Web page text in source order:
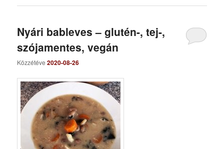
Nyári bableves – glutén-, tej-,
szójamentes, vegán
Közzétéve2020-08-26